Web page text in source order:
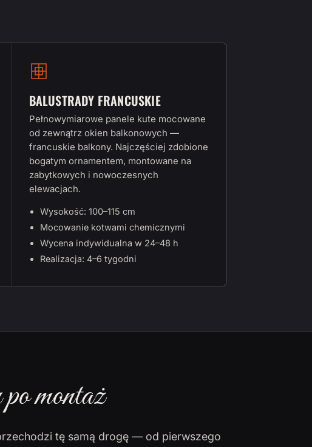
BALUSTRADY FRANCUSKIE
Pełnowymiarowe panele kute mocowane
od zewnątrz okien balkonowych —
francuskie balkony. Najczęściej zdobione
bogatym ornamentem, montowane na
zabytkowych i nowoczesnych
elewacjach.
Wysokość: 100–115 cm
Mocowanie kotwami chemicznymi
Wycena indywidualna w 24–48 h
Realizacja: 4–6 tygodni
montaż
tę samą drogę — od pierwszego